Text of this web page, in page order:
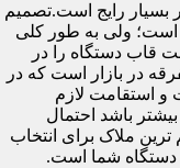
های 2،2.5 و 3 میلی متر بسیار رایج است.تصمیم
ولی به طور کلی
قاب دستگاه را در
در بازار است که در
و استقامت لازم
باشد احتمال
ملاک برای انتخاب
شما است.